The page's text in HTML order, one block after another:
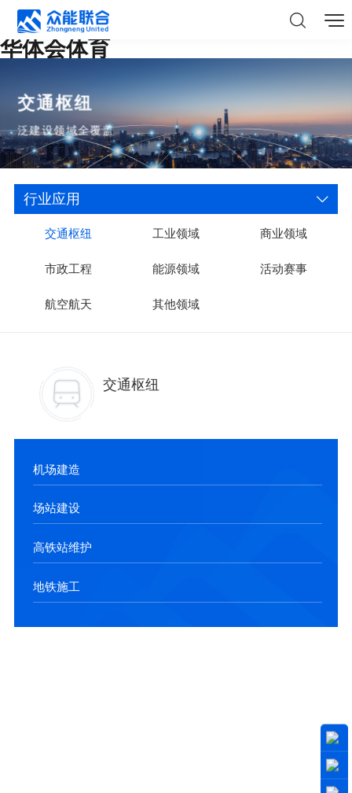
华体会体育
交通枢纽
泛建设领域全覆盖
行业应用
交通枢纽 工业领域 商业领域
市政工程 能源领域 活动赛事
航空航天 其他领域
交通枢纽
机场建造
场站建设
高铁站维护
地铁施工